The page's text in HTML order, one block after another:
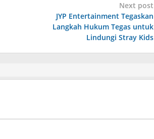
Next post
JYP Entertainment Tegaskan
Langkah Hukum Tegas untuk
Lindungi Stray Kids